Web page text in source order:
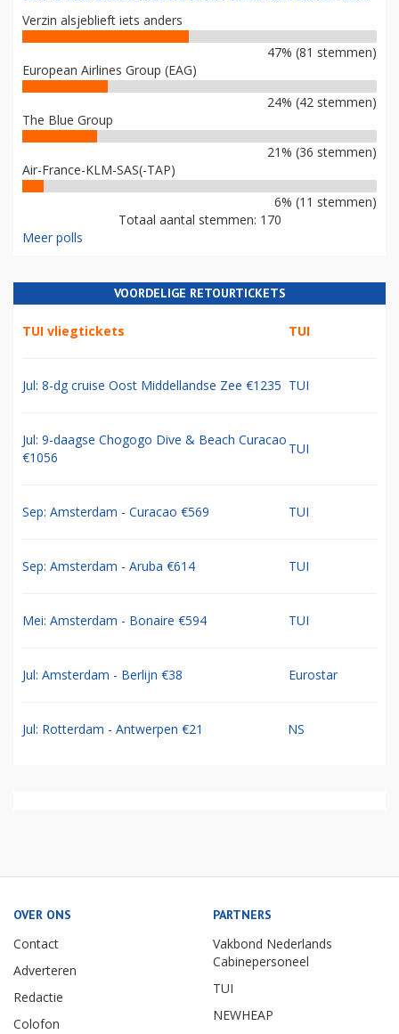
Verzin alsjeblieft iets anders
47% (81 stemmen)
European Airlines Group (EAG)
24% (42 stemmen)
The Blue Group
21% (36 stemmen)
Air-France-KLM-SAS(-TAP)
6% (11 stemmen)
Totaal aantal stemmen: 170
Meer polls
VOORDELIGE RETOURTICKETS
TUI vliegtickets TUI
Jul: 8-dg cruise Oost Middellandse Zee €1235 TUI
Jul: 9-daagse Chogogo Dive & Beach Curacao
€1056
TUI
Sep: Amsterdam - Curacao €569 TUI
Sep: Amsterdam - Aruba €614 TUI
Mei: Amsterdam - Bonaire €594 TUI
Jul: Amsterdam - Berlijn €38 Eurostar
Jul: Rotterdam - Antwerpen €21 NS
OVER ONS
Contact
Adverteren
Redactie
Colofon
PARTNERS
Vakbond Nederlands
Cabinepersoneel
TUI
NEWHEAP